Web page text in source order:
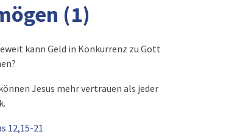
(1)
kann Geld in Konkurrenz zu Gott
Jesus mehr vertrauen als jeder
12,15-21